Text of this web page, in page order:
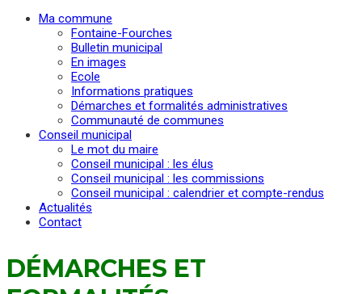
Ma commune
Fontaine-Fourches
Bulletin municipal
En images
Ecole
Informations pratiques
Démarches et formalités administratives
Communauté de communes
Conseil municipal
Le mot du maire
Conseil municipal : les élus
Conseil municipal : les commissions
Conseil municipal : calendrier et compte-rendus
Actualités
Contact
DÉMARCHES ET